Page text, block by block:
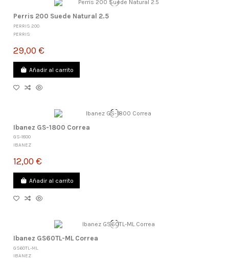
Perris 200 Suede Natural 2.5
PERRIS 200
PERRIS
29,00 €
Añadir al carrito
Ibanez GS-1800 Correa
GS-1800
IBANEZ
12,00 €
Añadir al carrito
Ibanez GS60TL-ML Correa
GS60TL-ML
IBANEZ